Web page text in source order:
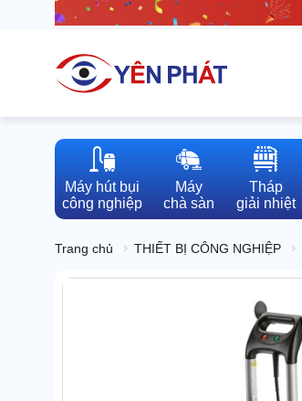
Máy hút bụi
công nghiệp
Máy
chà sàn
Tháp
giải nhiệt
Trang chủ THIẾT BỊ CÔNG NGHIỆP